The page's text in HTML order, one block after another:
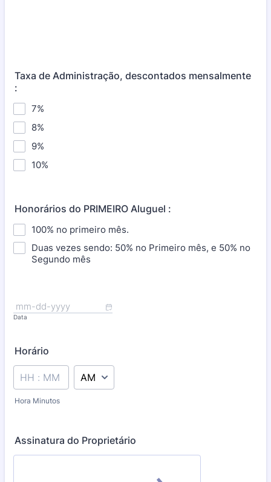
Taxa de Administração, descontados mensalmente
:
7%
8%
9%
10%
Honorários do PRIMEIRO Aluguel :
100% no primeiro mês.
Duas vezes sendo: 50% no Primeiro mês, e 50% no
Segundo mês
Data
Horário
Hora Minutos
AM/PM Option
Assinatura do Proprietário